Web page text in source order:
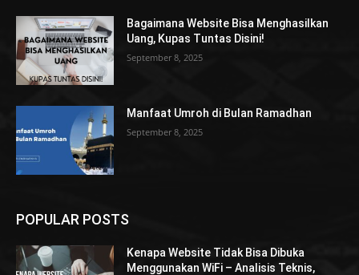
Bagaimana Website Bisa Menghasilkan
Uang, Kupas Tuntas Disini!
September 8, 2025
Manfaat Umroh di Bulan Ramadhan
September 8, 2025
POPULAR POSTS
Kenapa Website Tidak Bisa Dibuka
Menggunakan WiFi – Analisis Teknis,